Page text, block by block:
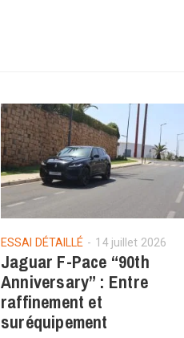
ESSAI DÉTAILLÉ 14 juillet 2026
Jaguar F-Pace “90th
Anniversary” : Entre
raffinement et
suréquipement